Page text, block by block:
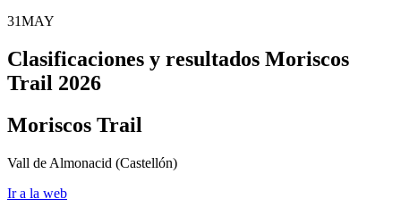
31MAY
Clasificaciones y resultados Moriscos
Trail 2026
Moriscos Trail
Vall de Almonacid (Castellón)
Ir a la web